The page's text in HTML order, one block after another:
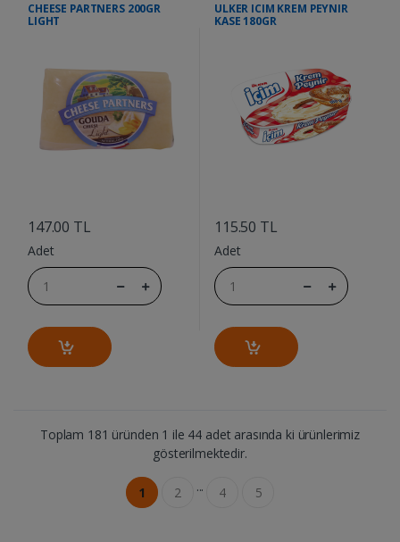
CHEESE PARTNERS 200GR
LIGHT
147.00 TL
Adet
ULKER ICIM KREM PEYNIR
KASE 180GR
115.50 TL
Adet
Toplam 181 üründen 1 ile 44 adet arasında ki ürünlerimiz
gösterilmektedir.
1 2 ... 4 5